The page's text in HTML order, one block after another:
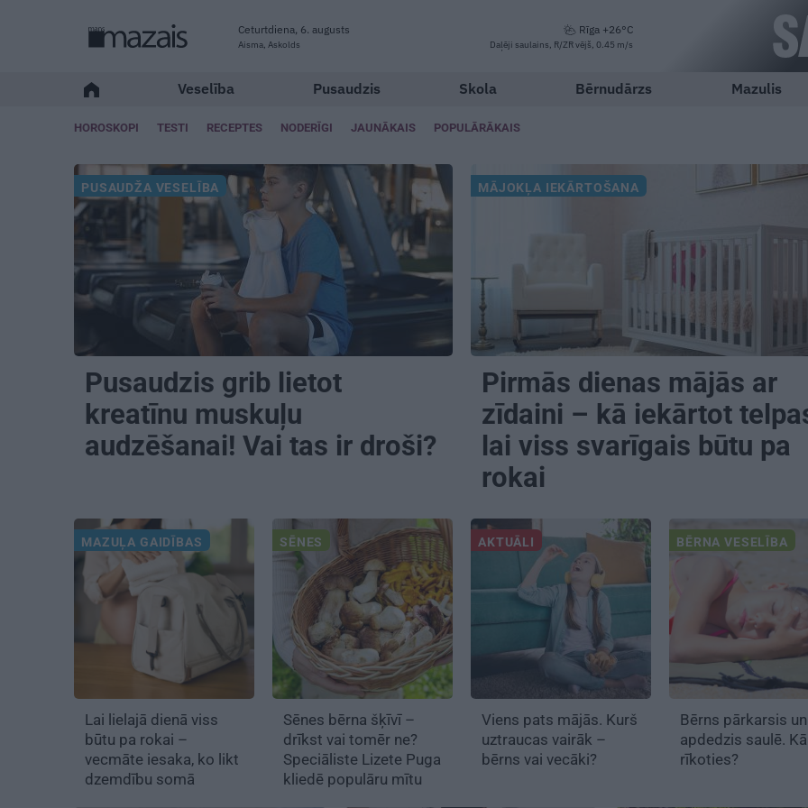
Ceturtdiena, 6. augusts
Aisma, Askolds
Rīga +26°C
Daļēji saulains, R/ZR vējš, 0.45 m/s
Veselība Pusaudzis Skola Bērnudārzs Mazulis
HOROSKOPI TESTI RECEPTES NODERĪGI JAUNĀKAIS POPULĀRĀKAIS
PUSAUDŽA VESELĪBA
Pusaudzis grib lietot
kreatīnu muskuļu
audzēšanai! Vai tas ir droši?
MĀJOKĻA IEKĀRTOŠANA
Pirmās dienas mājās ar
zīdaini – kā iekārtot
lai viss svarīgais būtu pa
rokai
MAZUĻA GAIDĪBAS
Lai lielajā dienā viss
būtu pa rokai –
vecmāte iesaka, ko likt
dzemdību somā
SĒNES
Sēnes bērna šķīvī –
drīkst vai tomēr ne?
Speciāliste Lizete Puga
kliedē populāru mītu
AKTUĀLI
Viens pats mājās. Kurš
uztraucas vairāk –
bērns vai vecāki?
BĒRNA VESELĪBA
Bērns pārkarsis un
apdedzis saulē. Kā
rīkoties?